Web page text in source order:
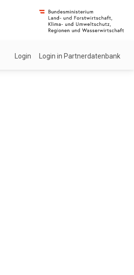
Login Login in Partnerdatenbank